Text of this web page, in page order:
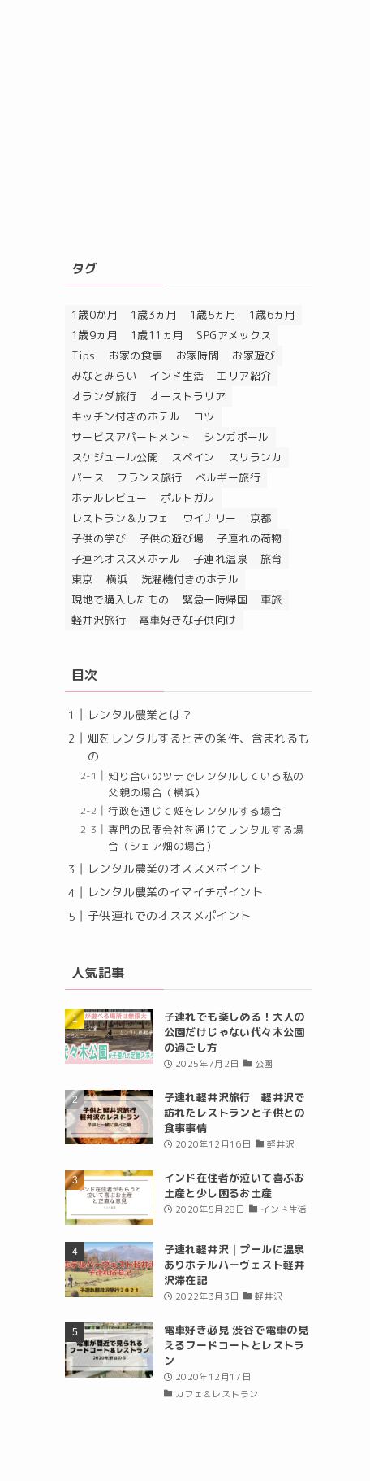
タグ
1歳0か月 1歳3ヵ月 1歳5ヵ月
1歳6ヵ月
1歳9ヵ月
1歳11ヵ月
SPGアメックス
Tips
お家の食事 お家時間
お家遊び
みなとみらい
インド生活
エリア紹介
オランダ旅行
オーストラリア
キッチン付きのホテル
コツ
サービスアパートメント
シンガポール
スケジュール公開
スペイン
スリランカ
パース
フランス旅行
ベルギー旅行
ホテルレビュー
ポルトガル
レストラン＆カフェ
ワイナリー
京都
子供の学び
子供の遊び場
子連れの荷物
子連れオススメホテル
子連れ温泉
旅育
東京
横浜
洗濯機付きのホテル
現地で購入したもの
緊急一時帰国
車旅
軽井沢旅行
電車好きな子供向け
目次
レンタル農業とは？
畑をレンタルするときの条件、含まれるも
の
知り合いのツテでレンタルしている私の
父親の場合（横浜）
行政を通じて畑をレンタルする場合
専門の民間会社を通じてレンタルする場
合（シェア畑の場合）
レンタル農業のオススメポイント
レンタル農業のイマイチポイント
子供連れでのオススメポイント
人気記事
子連れでも楽しめる！大人の
公園だけじゃない代々木公園
の過ごし方
2025年7月2日 公園
子連れ軽井沢旅行 軽井沢で
訪れたレストランと子供との
食事事情
2020年12月16日 軽井沢
インド在住者が泣いて喜ぶお
土産と少し困るお土産
2020年5月28日 インド生活
子連れ軽井沢｜プールに温泉
ありホテルハーヴェスト軽井
沢滞在記
2022年3月3日 軽井沢
電車好き必見 渋谷で電車の見
えるフードコートとレストラ
ン
2020年12月17日
カフェ＆レストラン